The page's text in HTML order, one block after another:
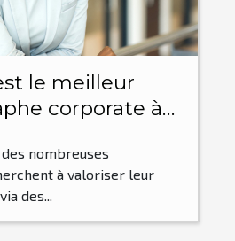
le meilleur
corporate à
?
nombreuses
à valoriser leur
des...